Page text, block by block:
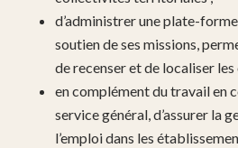
d’administrer une plate-
soutien de ses missions,
de recenser et de localiser
en complément du travail en
service général, d’assurer la
l’emploi dans les